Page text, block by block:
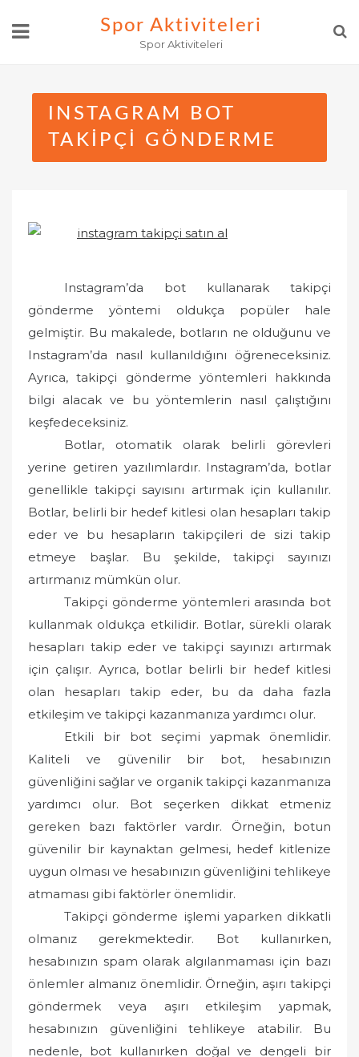
Spor Aktiviteleri
Spor Aktiviteleri
INSTAGRAM BOT
TAKIPÇI GÖNDERME
Instagram’da bot kullanarak takipçi
gönderme yöntemi oldukça popüler hale
gelmiştir. Bu makalede, botların ne olduğunu ve
Instagram’da nasıl kullanıldığını öğreneceksiniz.
Ayrıca, takipçi gönderme yöntemleri hakkında
bilgi alacak ve bu yöntemlerin nasıl çalıştığını
keşfedeceksiniz.
Botlar, otomatik olarak belirli görevleri
yerine getiren yazılımlardır. Instagram’da, botlar
genellikle takipçi sayısını artırmak için kullanılır.
Botlar, belirli bir hedef kitlesi olan hesapları takip
eder ve bu hesapların takipçileri de sizi takip
etmeye başlar. Bu şekilde, takipçi sayınızı
artırmanız mümkün olur.
Takipçi gönderme yöntemleri arasında bot
kullanmak oldukça etkilidir. Botlar, sürekli olarak
hesapları takip eder ve takipçi sayınızı artırmak
için çalışır. Ayrıca, botlar belirli bir hedef kitlesi
olan hesapları takip eder, bu da daha fazla
etkileşim ve takipçi kazanmanıza yardımcı olur.
Etkili bir bot seçimi yapmak önemlidir.
Kaliteli ve güvenilir bir bot, hesabınızın
güvenliğini sağlar ve organik takipçi kazanmanıza
yardımcı olur. Bot seçerken dikkat etmeniz
gereken bazı faktörler vardır. Örneğin, botun
güvenilir bir kaynaktan gelmesi, hedef kitlenize
uygun olması ve hesabınızın güvenliğini tehlikeye
atmaması gibi faktörler önemlidir.
Takipçi gönderme işlemi yaparken dikkatli
olmanız gerekmektedir. Bot kullanırken,
hesabınızın spam olarak algılanmaması için bazı
önlemler almanız önemlidir. Örneğin, aşırı takipçi
göndermek veya aşırı etkileşim yapmak,
hesabınızın güvenliğini tehlikeye atabilir. Bu
nedenle, bot kullanırken doğal ve dengeli bir